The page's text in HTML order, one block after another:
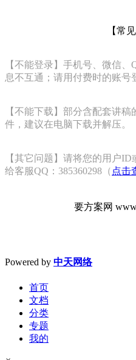
【常
【不能登录】手机号、微信
息不互通；请用付费时的账号
【不能下载】部分含配套讲
件，建议在电脑下载并解压。
【其它问题】请将您的用户
给客服QQ：385360298（ 点击
要方案网
Powered by 中天网络
首页
文档
分类
专题
我的